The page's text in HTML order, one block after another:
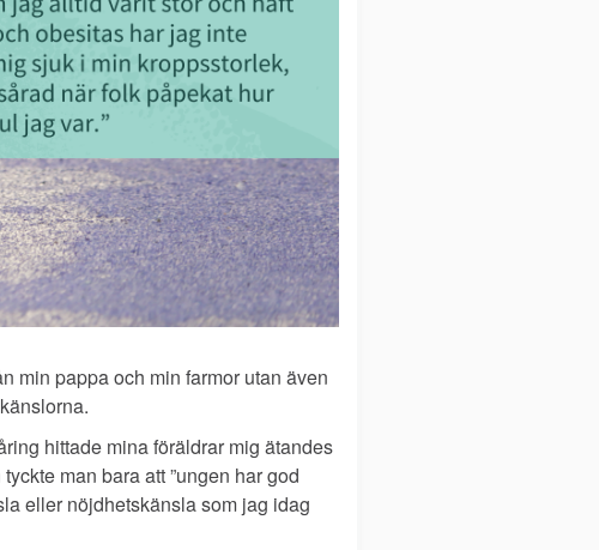
min pappa och min farmor utan även
hittade mina föräldrar mig ätandes
man bara att ”ungen har god
eller nöjdhetskänsla som jag idag